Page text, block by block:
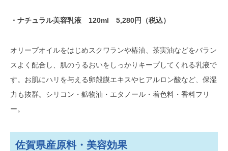
・ナチュラル美容乳液 120ml 5,280円（税込）
オリーブオイルをはじめスクワランや椿油、茶実油などをバラン
スよく配合し、肌のうるおいをしっかりキープしてくれる乳液で
す。お肌にハリを与える卵殻膜エキスやヒアルロン酸など、保湿
力も抜群。シリコン・鉱物油・エタノール・着色料・香料フリ
ー。
佐賀県産原料・美容効果